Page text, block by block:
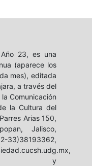
23, es una
(aparece los
mes), editada
a través del
Comunicación
la Cultura del
Arias 150,
Jalisco,
y